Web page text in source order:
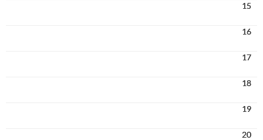
15
16
17
18
19
20